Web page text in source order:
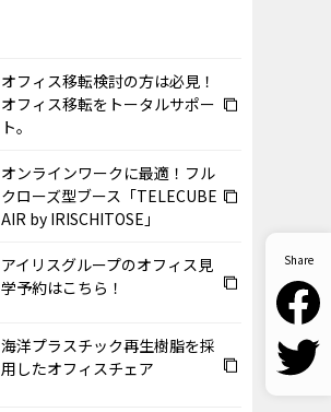
オフィス移転検討の方は必見！
オフィス移転をトータルサポー
ト。
オンラインワークに最適！フル
クローズ型ブース「TELECUBE
AIR by IRISCHITOSE」
アイリスグループのオフィス見
学予約はこちら！
海洋プラスチック再生樹脂を採
用したオフィスチェア